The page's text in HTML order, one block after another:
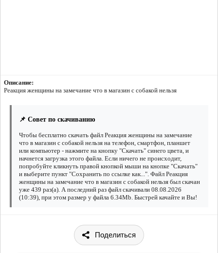
Описание:
Реакция женщины на замечание что в магазин с собакой нельзя
📌 Совет по скачиванию
Чтобы бесплатно скачать файл Реакция женщины на замечание
что в магазин с собакой нельзя на телефон, смартфон, планшет
или компьютер - нажмите на кнопку "Скачать" синего цвета, и
начнется загрузка этого файла. Если ничего не происходит,
попробуйте кликнуть правой кнопкой мыши на кнопке "Скачать"
и выберите пункт "Сохранить по ссылке как...". Файл Реакция
женщины на замечание что в магазин с собакой нельзя был скачан
уже 439 раз(а). А последний раз файл скачивали 08.08.2026
(10:39), при этом размер у файла 6.34Mb. Быстрей качайте и Вы!
Поделиться